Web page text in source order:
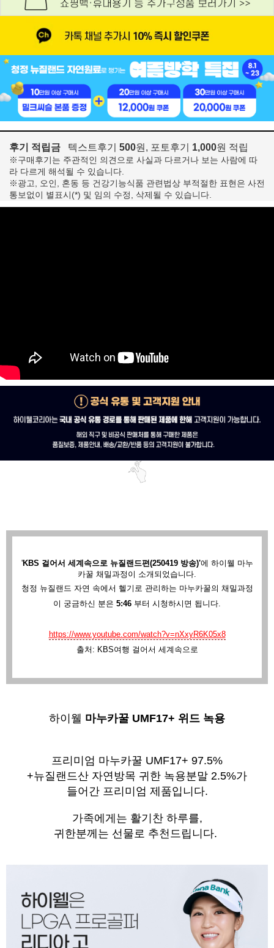
후기 적립금 텍스트후기 500원, 포토후기 1,000원 적립
※구매후기는 주관적인 의견으로 사실과 다르거나 보는 사람에 따
라 다르게 해석될 수 있습니다.
※광고, 오인, 혼동 등 건강기능식품 관련법상 부적절한 표현은 사전
통보없이 별표시(*) 및 임의 수정, 삭제될 수 있습니다.
'KBS 걸어서 세계속으로 뉴질랜드편(250419 방송)'에 하이웰 마누
카꿀 채밀과정이 소개되었습니다.
청정 뉴질랜드 자연 속에서 헬기로 관리하는 마누카꿀의 채밀과정
이 궁금하신 분은 5:46 부터 시청하시면 됩니다.
https://www.youtube.com/watch?v=nXxyR6K05x8
출처: KBS여행 걸어서 세계속으로
하이웰 마누카꿀 UMF17+ 위드 녹용
프리미엄 마누카꿀 UMF17+ 97.5%
+뉴질랜드산 자연방목 귀한 녹용분말 2.5%가
들어간 프리미엄 제품입니다.
가족에게는 활기찬 하루를,
귀한분께는 선물로 추천드립니다.